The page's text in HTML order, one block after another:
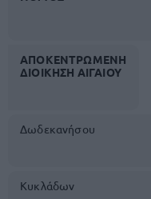
ΑΠΟΚΕΝΤΡΩΜΕΝΗ
ΔΙΟΙΚΗΣΗ ΑΙΓΑΙΟΥ
Δωδεκανήσου
Κυκλάδων